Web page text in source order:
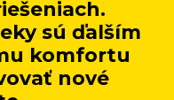
sú ďalším
komfortu
nové